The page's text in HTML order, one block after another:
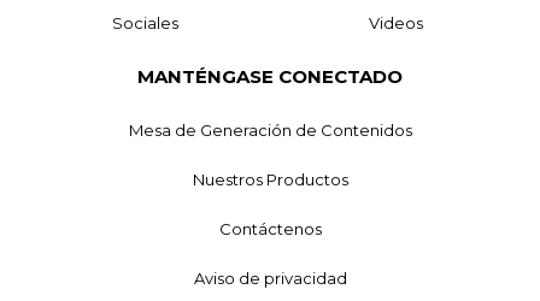
Sociales Videos
MANTÉNGASE CONECTADO
Mesa de Generación de Contenidos
Nuestros Productos
Contáctenos
Aviso de privacidad